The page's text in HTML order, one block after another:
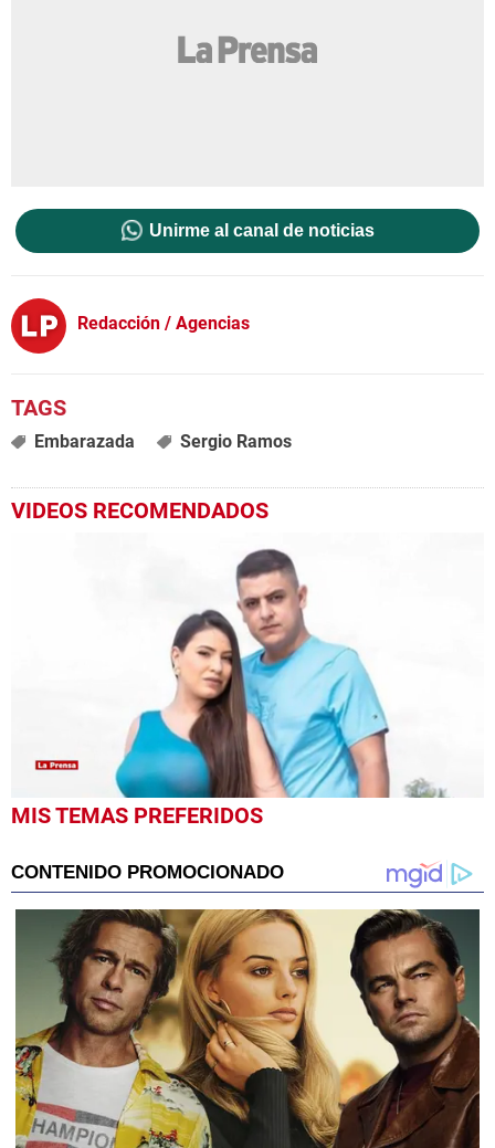
Unirme al canal de noticias
Redacción / Agencias
Embarazada Sergio Ramos
VIDEOS RECOMENDADOS
0
seconds
minute,
40
seconds
MIS TEMAS PREFERIDOS